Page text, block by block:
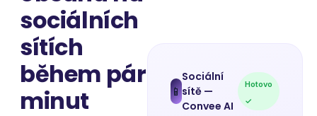
sociálních
sítích
během pár
minut
📱
Sociální
sítě —
Convee AI
Hotovo
✓